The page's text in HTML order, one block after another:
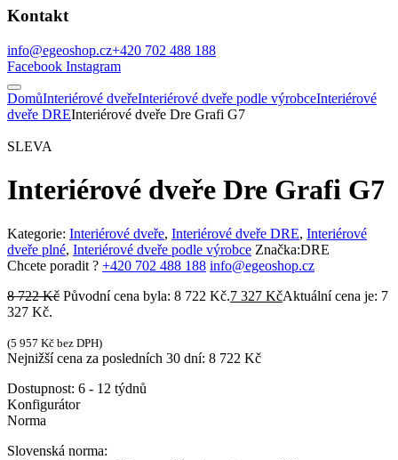
Kontakt
info@egeoshop.cz+420 702 488 188
Facebook Instagram
DomůInteriérové dveřeInteriérové dveře podle výrobceInteriérové
dveře DREInteriérové dveře Dre Grafi G7
SLEVA
Interiérové dveře Dre Grafi G7
Kategorie: Interiérové dveře, Interiérové dveře DRE, Interiérové
dveře plné, Interiérové dveře podle výrobce Značka:DRE
Chcete poradit ? +420 702 488 188 info@egeoshop.cz
8 722Kč Původní cena byla: 8 722 Kč.7 327 KčAktuální cena je: 7
327 Kč.
(5 957 Kč bez DPH)
Nejnižší cena za posledních 30 dní: 8 722 Kč
Dostupnost: 6 - 12 týdnů
Konfigurátor
Norma
Slovenská norma: